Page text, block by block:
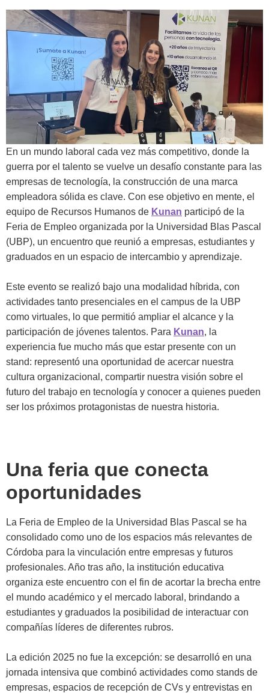
En un mundo laboral cada vez más competitivo, donde la
guerra por el talento se vuelve un desafío constante para las
empresas de tecnología, la construcción de una marca
empleadora sólida es clave. Con ese objetivo en mente, el
equipo de Recursos Humanos de Kunan participó de la
Feria de Empleo organizada por la Universidad Blas Pascal
(UBP), un encuentro que reunió a empresas, estudiantes y
graduados en un espacio de intercambio y aprendizaje.
Este evento se realizó bajo una modalidad híbrida, con
actividades tanto presenciales en el campus de la UBP
como virtuales, lo que permitió ampliar el alcance y la
participación de jóvenes talentos. Para Kunan, la
experiencia fue mucho más que estar presente con un
stand: representó una oportunidad de acercar nuestra
cultura organizacional, compartir nuestra visión sobre el
futuro del trabajo en tecnología y conocer a quienes pueden
ser los próximos protagonistas de nuestra historia.
Una feria que conecta
oportunidades
La Feria de Empleo de la Universidad Blas Pascal se ha
consolidado como uno de los espacios más relevantes de
Córdoba para la vinculación entre empresas y futuros
profesionales. Año tras año, la institución educativa
organiza este encuentro con el fin de acortar la brecha entre
el mundo académico y el mercado laboral, brindando a
estudiantes y graduados la posibilidad de interactuar con
compañías líderes de diferentes rubros.
La edición 2025 no fue la excepción: se desarrolló en una
jornada intensiva que combinó actividades como stands de
empresas, espacios de recepción de CVs y entrevistas en